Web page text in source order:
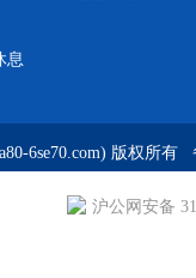
息
6se70.com) 版权所有
沪公网安备